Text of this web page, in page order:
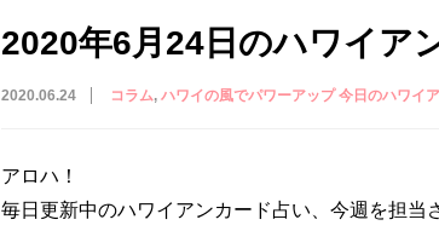
2020年6月24日のハワイア
2020.06.24 コラム ハワイの風でパワーアップ 今日のハワイ
アロハ！
毎日更新中のハワイアンカード占い、今週を担当